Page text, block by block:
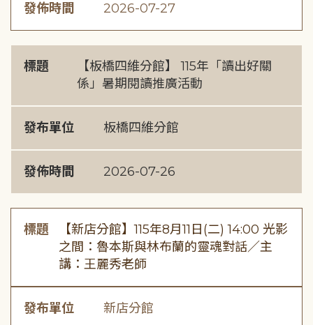
發佈時間 2026-07-27
標題
【板橋四維分館】 115年「讀出好關
係」暑期閱讀推廣活動
發布單位 板橋四維分館
發佈時間 2026-07-26
標題
【新店分館】115年8月11日(二) 14:00 光影
之間：魯本斯與林布蘭的靈魂對話／主
講：王麗秀老師
發布單位 新店分館